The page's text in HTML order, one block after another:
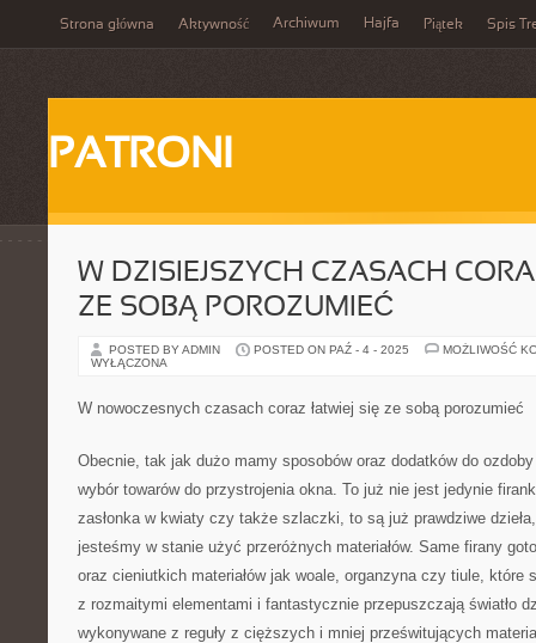
Strona główna Aktywność Archiwum Hajfa Piątek Spis
PATRONI
W DZISIEJSZYCH CZASACH
ZE SOBĄ POROZUMIEĆ
POSTED BY ADMIN POSTED ON PAŹ - 4 - 2025
MOŻLIWOŚĆ
WYŁĄCZONA
W nowoczesnych czasach coraz łatwiej się ze sobą porozumieć
Obecnie, tak jak dużo mamy sposobów oraz dodatków do
wybór towarów do przystrojenia okna. To już nie jest jedynie
zasłonka w kwiaty czy także szlaczki, to są już prawdziwe
jesteśmy w stanie użyć przeróżnych materiałów. Same firany
oraz cieniutkich materiałów jak woale, organzyna czy tiule, które
z rozmaitymi elementami i fantastycznie przepuszczają światło
wykonywane z reguły z cięższych i mniej prześwitujących